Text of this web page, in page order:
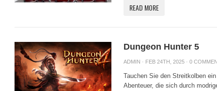
READ MORE
Dungeon Hunter 5
ADMIN · FEB 24TH, 2025 · 0
Tauchen Sie den Streitkolben
Abenteuer, die sich durch